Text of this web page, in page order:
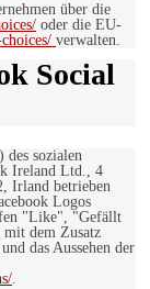
über die
oder die EU-
verwalten.
Social
des sozialen
Ireland Ltd., 4
Irland betrieben
Logos
"Like", "Gefällt
mit dem Zusatz
das Aussehen der
.